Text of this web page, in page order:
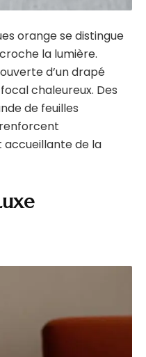
orange se distingue
la lumière.
d’un drapé
chaleureux. Des
de feuilles
accueillante de la